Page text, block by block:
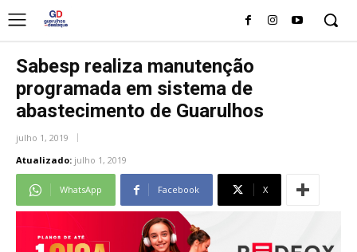
Sabesp realiza manutenção
programada em sistema de
abastecimento de Guarulhos
julho 1, 2019
Atualizado: julho 1, 2019
WhatsApp Facebook X